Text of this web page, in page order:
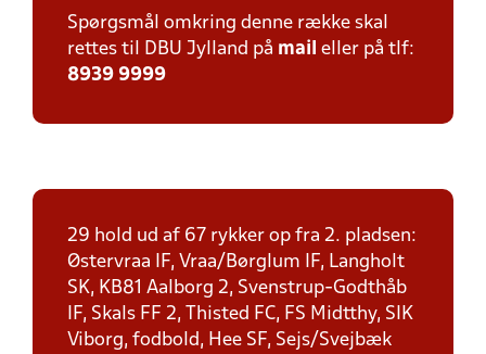
Spørgsmål omkring denne række skal
rettes til DBU Jylland på mail eller på tlf:
8939 9999
29 hold ud af 67 rykker op fra 2. pladsen:
Østervraa IF, Vraa/Børglum IF, Langholt
SK, KB81 Aalborg 2, Svenstrup-Godthåb
IF, Skals FF 2, Thisted FC, FS Midtthy, SIK
Viborg, fodbold, Hee SF, Sejs/Svejbæk